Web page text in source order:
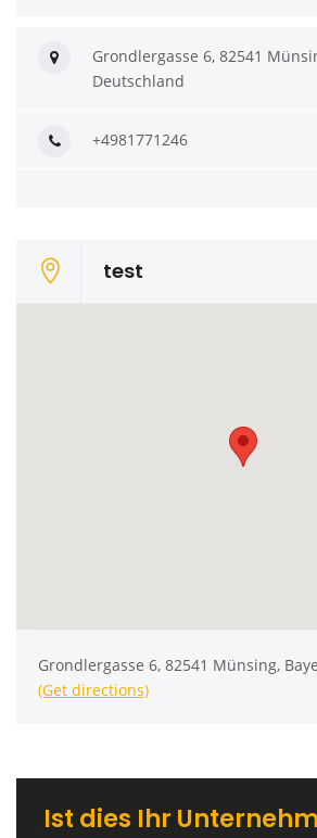
Grondlergasse 6, 82541
Deutschland
+4981771246
test
Grondlergasse 6, 82541 Münsing,
(Get directions)
Ist dies Ihr